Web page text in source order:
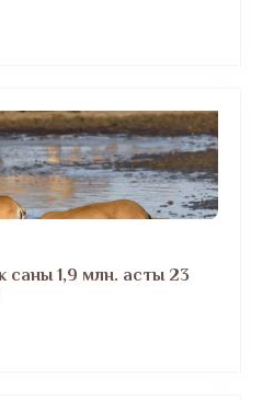
саны 1,9 млн. асты 23